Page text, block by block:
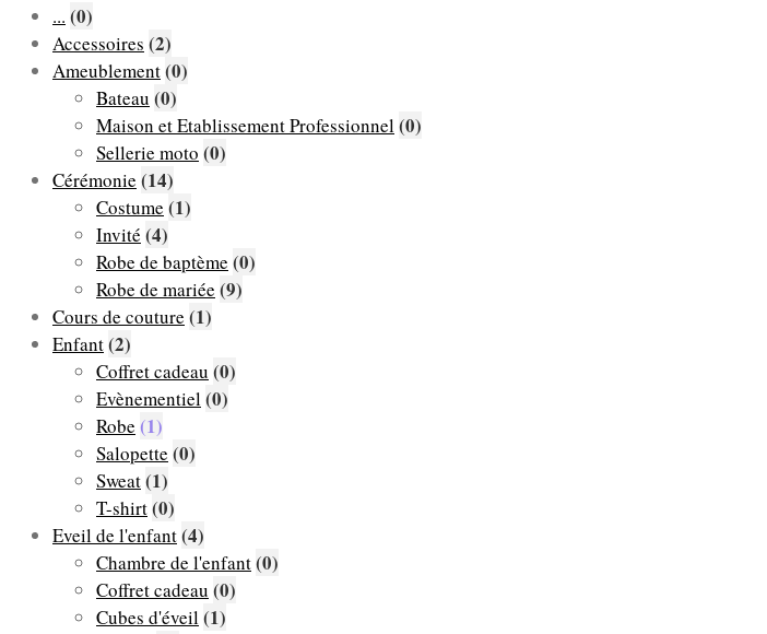
... (0)
Accessoires (2)
Ameublement(0)
Bateau (0)
Maison et Etablissement Professionnel(0)
Sellerie moto (0)
Cérémonie (14)
Costume (1)
Invité (4)
Robe de baptème (0)
Robe de mariée (9)
Cours de couture (1)
Enfant(2)
Coffret cadeau (0)
Evènementiel(0)
Robe (1)
Salopette (0)
Sweat(1)
T-shirt(0)
Eveil de l'enfant(4)
Chambre de l'enfant(0)
Coffret cadeau (0)
Cubes d'éveil(1)